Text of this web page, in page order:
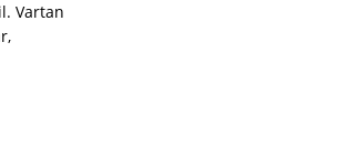
Vartan